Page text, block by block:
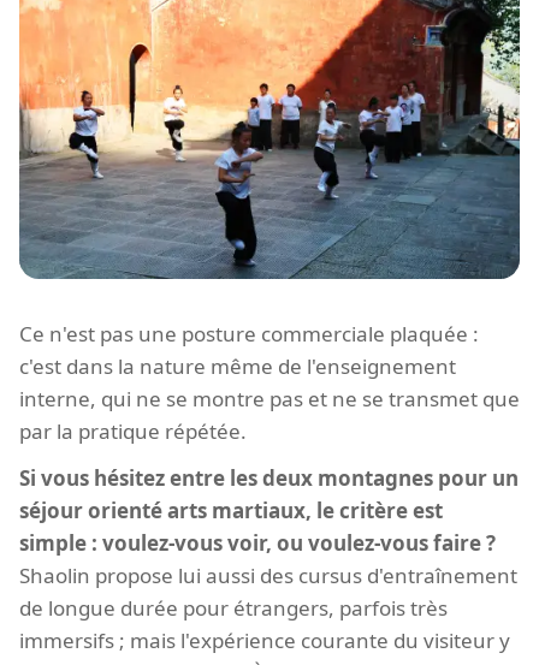
Ce n'est pas une posture commerciale plaquée :
c'est dans la nature même de l'enseignement
interne, qui ne se montre pas et ne se transmet que
par la pratique répétée.
Si vous hésitez entre les deux montagnes pour un
séjour orienté arts martiaux, le critère est
simple : voulez-vous voir, ou voulez-vous faire ?
Shaolin propose lui aussi des cursus d'entraînement
de longue durée pour étrangers, parfois très
immersifs ; mais l'expérience courante du visiteur y